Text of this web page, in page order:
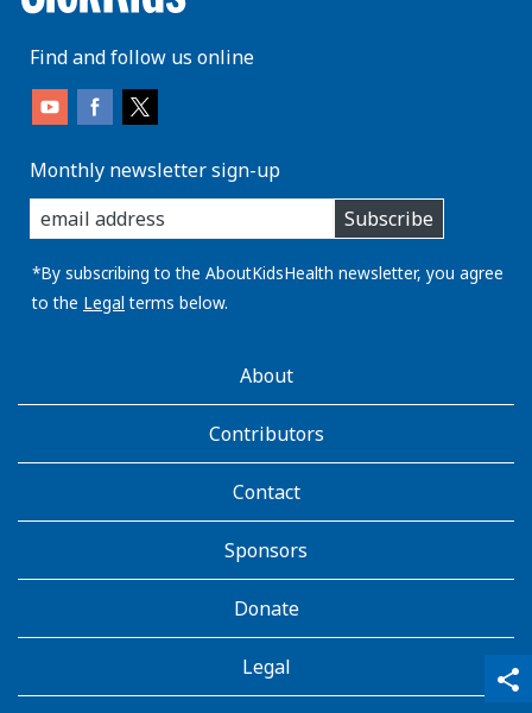
share
qr_code_scanner
content_copy
Find and follow us online
Monthly newsletter sign-up
enter
you
email
address:
Subscribe
*By subscribing to the AboutKidsHealth newsletter, you agree
to the Legal terms below.
AboutKidsHealthAbout
Contributors
Contact
Sponsors
Donate
Legal